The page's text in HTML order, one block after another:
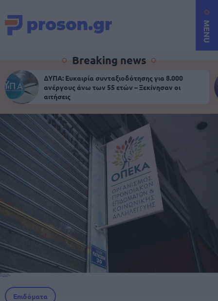
MENU
Breaking news
ΔΥΠΑ: Ευκαιρία συνταξιοδότησης για 8.000
ανέργους άνω των 55 ετών – Ξεκίνησαν οι
αιτήσεις
Επιδόματα